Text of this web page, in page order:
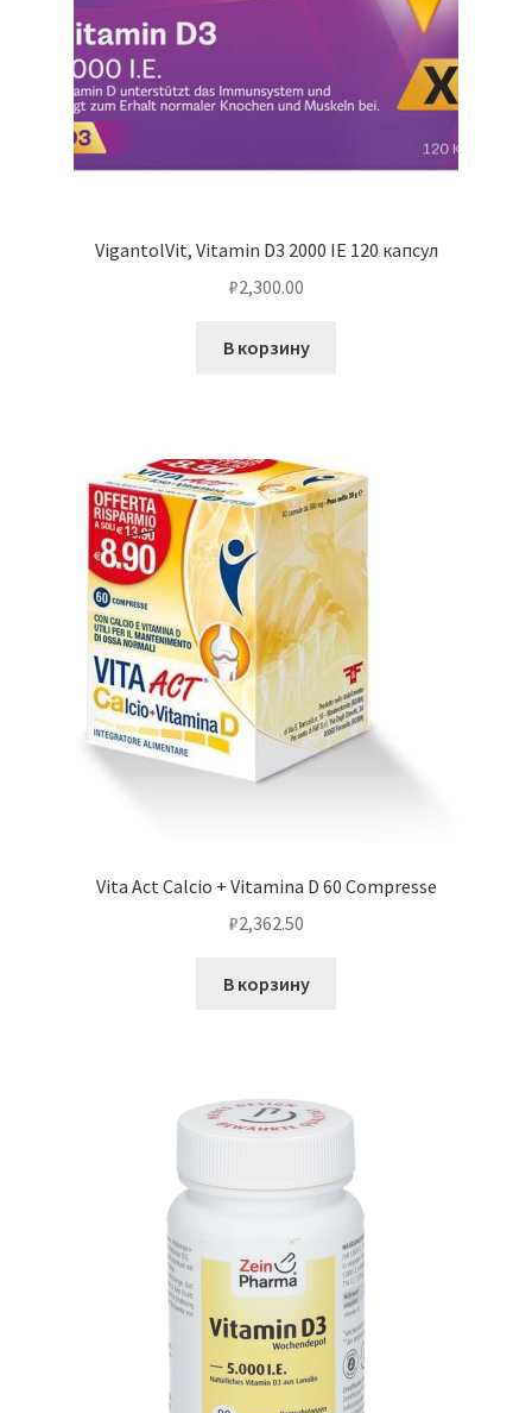
VigantolVit, Vitamin D3 2000 IE 120 капсул
₽2,300.00
В корзину
Vita Act Calcio + Vitamina D 60 Compresse
₽2,362.50
В корзину